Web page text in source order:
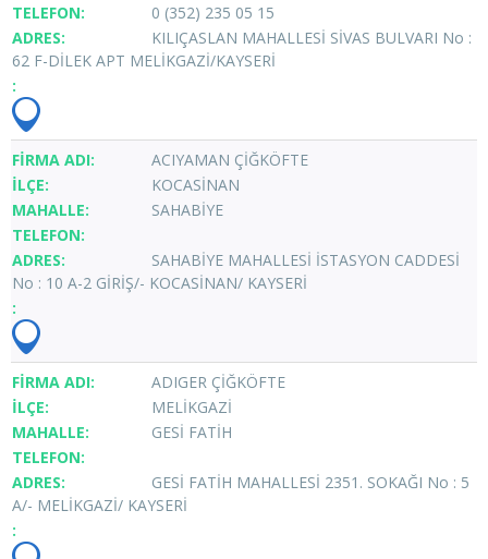
0 (352) 235 05 15
KILIÇASLAN MAHALLESİ SİVAS BULVARI No :
62 F-DİLEK APT MELİKGAZİ/KAYSERİ
ACIYAMAN ÇİĞKÖFTE
KOCASİNAN
SAHABİYE
SAHABİYE MAHALLESİ İSTASYON CADDESİ
No : 10 A-2 GİRİŞ/- KOCASİNAN/ KAYSERİ
ADIGER ÇİĞKÖFTE
MELİKGAZİ
GESİ FATİH
GESİ FATİH MAHALLESİ 2351. SOKAĞI No : 5
A/- MELİKGAZİ/ KAYSERİ